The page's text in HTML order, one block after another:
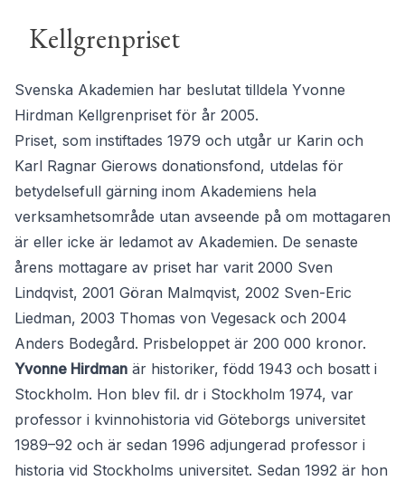
Kellgrenpriset
Svenska Akademien har beslutat tilldela Yvonne
Hirdman Kellgrenpriset för år 2005.
Priset, som instiftades 1979 och utgår ur Karin och
Karl Ragnar Gierows donationsfond, utdelas för
betydelsefull gärning inom Akademiens hela
verksamhetsområde utan avseende på om mottagaren
är eller icke är ledamot av Akademien. De senaste
årens mottagare av priset har varit 2000 Sven
Lindqvist, 2001 Göran Malmqvist, 2002 Sven-Eric
Liedman, 2003 Thomas von Vegesack och 2004
Anders Bodegård. Prisbeloppet är 200 000 kronor.
Yvonne Hirdman är historiker, född 1943 och bosatt i
Stockholm. Hon blev fil. dr i Stockholm 1974, var
professor i kvinnohistoria vid Göteborgs universitet
1989–92 och är sedan 1996 adjungerad professor i
historia vid Stockholms universitet. Sedan 1992 är hon